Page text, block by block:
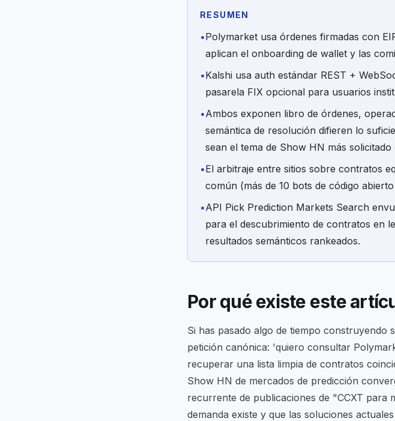
RESUMEN
•Polymarket usa órdenes firmadas con
aplican el onboarding de wallet y las
•Kalshi usa auth estándar REST +
pasarela FIX opcional para usuarios
•Ambos exponen libro de órdenes,
semántica de resolución difieren lo
sean el tema de Show HN más
•El arbitraje entre sitios sobre contratos
común (más de 10 bots de código
•API Pick Prediction Markets Search
para el descubrimiento de contratos en
resultados semánticos rankeados.
Por qué existe este
Si has pasado algo de tiempo construyendo
petición canónica: 'quiero consultar
recuperar una lista limpia de contratos
Show HN de mercados de predicción
recurrente de publicaciones de "CCXT para
demanda existe y que las soluciones